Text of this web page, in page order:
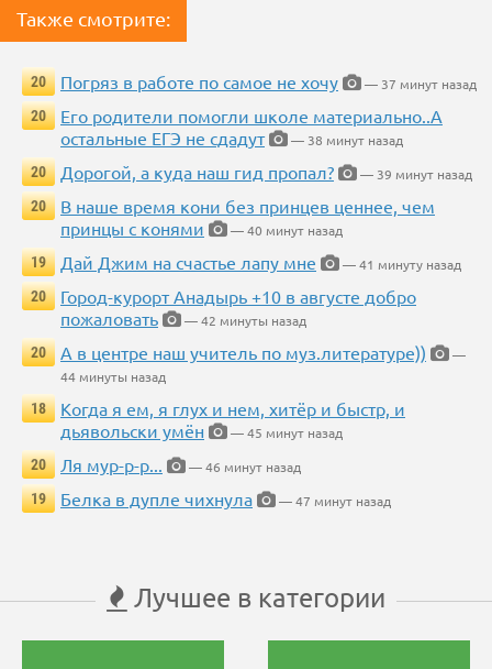
Также смотрите:
20 Погряз в работе по самое не хочу
— 37 минут назад
20
Его родители помогли школе материально..А
остальные ЕГЭ не сдадут
— 38 минут назад
20
Дорогой, а куда наш гид пропал?
— 39 минут назад
20
В наше время кони без принцев ценнее, чем
принцы с конями
— 40 минут назад
19
Дай Джим на счастье лапу мне
— 41 минуту назад
20
Город-курорт Анадырь +10 в августе добро
пожаловать
— 42 минуты назад
20
А в центре наш учитель по муз.литературе))
—
44 минуты назад
18
Когда я ем, я глух и нем, хитёр и быстр, и
дьявольски умён
— 45 минут назад
20
Ля мур-р-р...
— 46 минут назад
19
Белка в дупле чихнула — 47 минут назад
Лучшее в категории